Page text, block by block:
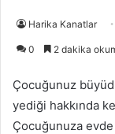
Harika Kanatlar
0 2 dakika
Çocuğunuz
yediği hakkında
Çocuğunuza